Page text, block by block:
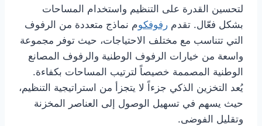
لتحسين القدرة على التنظيم واستخدام المساحات
بشكل فعّال. تقدم رفوفكوم نماذج متعددة من الرفوف
التي تتناسب مع مختلف الاحتياجات، حيث توفر مجموعة
واسعة من خيارات الرفوف الوطنية والرفوف المصانع
الوطنية المصممة خصيصاً لترتيب المساحات بكفاءة.
يُعد التخزين الذكي جزءاً لا يتجزأ من استراتيجية التنظيم،
حيث يسهم في تسهيل الوصول إلى العناصر المخزنة
وتقليل الفوضى.